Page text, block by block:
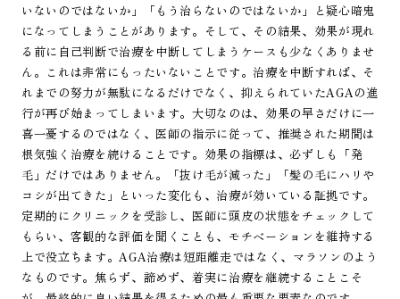
いないのではないか」「もう治らないのではないか」と疑心暗鬼
になってしまうことがあります。そして、その結果、効果が現れ
る前に自己判断で治療を中断してしまうケースも少なくありませ
ん。これは非常にもったいないことです。治療を中断すれば、そ
れまでの努力が無駄になるだけでなく、抑えられていたAGAの進
行が再び始まってしまいます。大切なのは、効果の早さだけに一
喜一憂するのではなく、医師の指示に従って、推奨された期間は
根気強く治療を続けることです。効果の指標は、必ずしも「発
毛」だけではありません。「抜け毛が減った」「髪の毛にハリや
コシが出てきた」といった変化も、治療が効いている証拠です。
定期的にクリニックを受診し、医師に頭皮の状態をチェックして
もらい、客観的な評価を聞くことも、モチベーションを維持する
上で役立ちます。AGA治療は短距離走ではなく、マラソンのよう
なものです。焦らず、諦めず、着実に治療を継続することこそ